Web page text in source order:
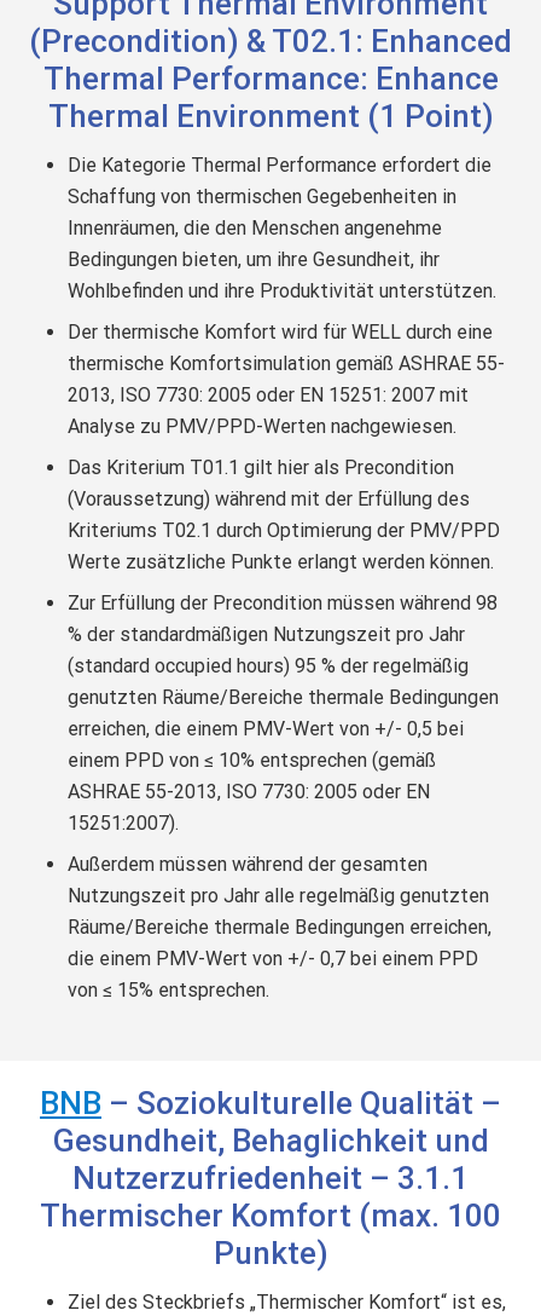
(Precondition) & T02.1: Enhanced
Thermal Performance: Enhance
Thermal Environment (1 Point)
Die Kategorie Thermal Performance erfordert die
Schaffung von thermischen Gegebenheiten in
Innenräumen, die den Menschen angenehme
Bedingungen bieten, um ihre Gesundheit, ihr
Wohlbefinden und ihre Produktivität unterstützen.
Der thermische Komfort wird für WELL durch eine
thermische Komfortsimulation gemäß ASHRAE 55-
2013, ISO 7730: 2005 oder EN 15251: 2007 mit
Analyse zu PMV/PPD-Werten nachgewiesen.
Das Kriterium T01.1 gilt hier als Precondition
(Voraussetzung) während mit der Erfüllung des
Kriteriums T02.1 durch Optimierung der PMV/PPD
Werte zusätzliche Punkte erlangt werden können.
Zur Erfüllung der Precondition müssen während 98
% der standardmäßigen Nutzungszeit pro Jahr
(standard occupied hours) 95 % der regelmäßig
genutzten Räume/Bereiche thermale Bedingungen
erreichen, die einem PMV-Wert von +/- 0,5 bei
einem PPD von ≤ 10% entsprechen (gemäß
ASHRAE 55-2013, ISO 7730: 2005 oder EN
15251:2007).
Außerdem müssen während der gesamten
Nutzungszeit pro Jahr alle regelmäßig genutzten
Räume/Bereiche thermale Bedingungen erreichen,
die einem PMV-Wert von +/- 0,7 bei einem PPD
von ≤ 15% entsprechen.
BNB – Soziokulturelle Qualität –
Gesundheit, Behaglichkeit und
Nutzerzufriedenheit – 3.1.1
Thermischer Komfort (max. 100
Punkte)
Ziel des Steckbriefs „Thermischer Komfort“ ist es,